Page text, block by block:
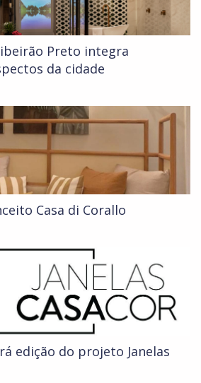
Preto integra
da cidade
Casa di Corallo
edição do projeto Janelas